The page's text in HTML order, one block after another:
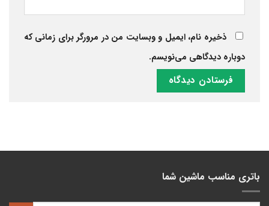
ذخیره نام، ایمیل و وبسایت من در مرورگر برای زمانی که
دوباره دیدگاهی می‌نویسم.
باتری مناسب ماشین شما